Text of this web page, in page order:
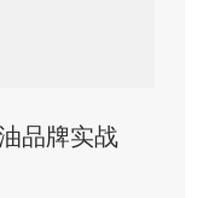
品牌实战